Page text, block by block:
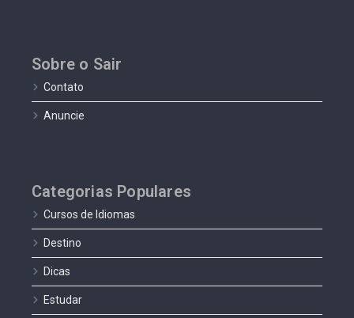
Sobre o Sair
Contato
Anuncie
Categorias Populares
Cursos de Idiomas
Destino
Dicas
Estudar